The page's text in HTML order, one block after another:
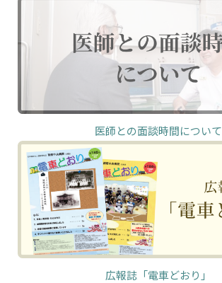
医師との面談時間について
広報誌「電車どおり」